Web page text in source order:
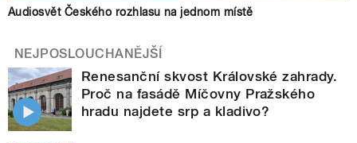
Audiosvět Českého rozhlasu na jednom místě
NEJPOSLOUCHANĚJŠÍ
Renesanční skvost Královské zahrady.
Proč na fasádě Míčovny Pražského
hradu najdete srp a kladivo?